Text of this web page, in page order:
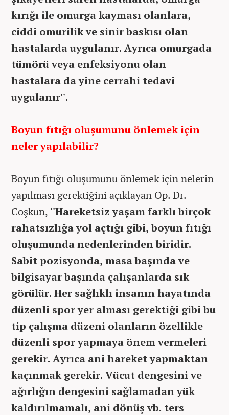
kırığı ile omurga kayması olanlara,
ciddi omurilik ve sinir baskısı olan
hastalarda uygulanır. Ayrıca omurgada
tümörü veya enfeksiyonu olan
hastalara da yine cerrahi tedavi
uygulanır''.
Boyun fıtığı oluşumunu önlemek için
neler yapılabilir?
Boyun fıtığı oluşumunu önlemek için nelerin
yapılması gerektiğini açıklayan Op. Dr.
Coşkun, ''Hareketsiz yaşam farklı birçok
rahatsızlığa yol açtığı gibi, boyun fıtığı
oluşumunda nedenlerinden biridir.
Sabit pozisyonda, masa başında ve
bilgisayar başında çalışanlarda sık
görülür. Her sağlıklı insanın hayatında
düzenli spor yer alması gerektiği gibi bu
tip çalışma düzeni olanların özellikle
düzenli spor yapmaya önem vermeleri
gerekir. Ayrıca ani hareket yapmaktan
kaçınmak gerekir. Vücut dengesini ve
ağırlığın dengesini sağlamadan yük
kaldırılmamalı, ani dönüş vb. ters